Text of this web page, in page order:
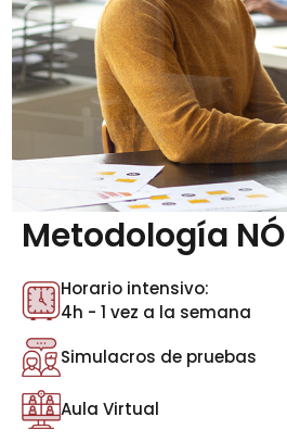
Metodología
Horario intensivo:
4h - 1 vez a la semana
Simulacros de pruebas
Aula Virtual